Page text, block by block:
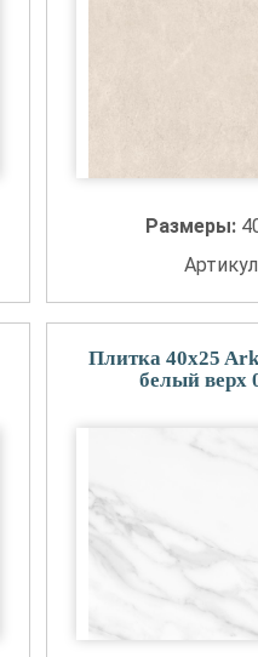
Размеры:
Плитка 40x25
белый верх